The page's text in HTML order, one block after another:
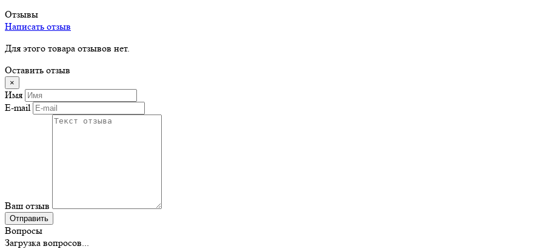
Отзывы
Написать отзыв
Для этого товара отзывов нет.
Оставить отзыв
×
Имя
E-mail
Ваш отзыв
Отправить
Вопросы
Загрузка вопросов...